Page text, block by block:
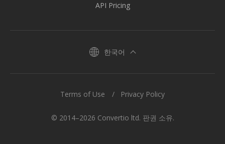
API Pricing
한국어
© 2014–2026 Convertio ltd. 판권 소유.
Terms of Use Privacy Policy